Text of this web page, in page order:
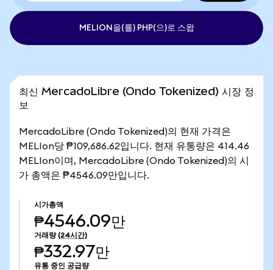
MELION을(를) PHP(으)로 스왑
최신 MercadoLibre (Ondo Tokenized) 시장 정
보
MercadoLibre (Ondo Tokenized)의 현재 가격은
MELIon당 ₱109,686.62입니다. 현재 유통량은 414.46
MELIon이며, MercadoLibre (Ondo Tokenized)의 시
가 총액은 ₱4546.09만입니다.
시가총액
₱4546.09만
거래량 (24시간)
₱332.97만
유통 중인 공급량